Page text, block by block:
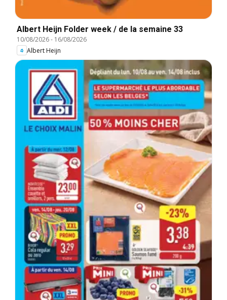
Albert Heijn Folder week / de la semaine 33
10/08/2026- 16/08/2026
Albert Heijn